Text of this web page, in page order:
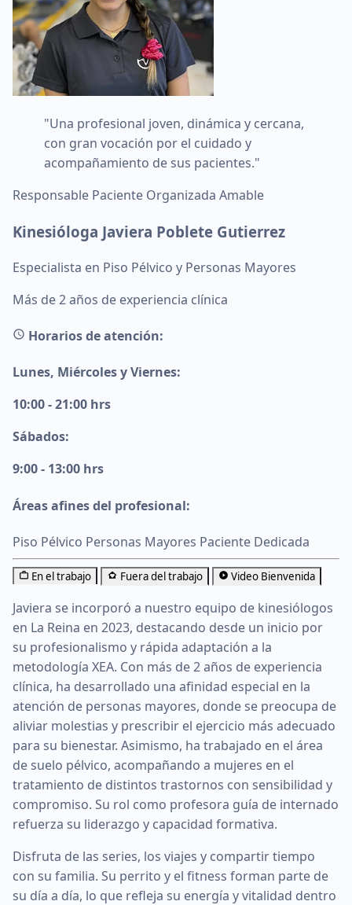
"Una profesional joven, dinámica y cercana,
con gran vocación por el cuidado y
acompañamiento de sus pacientes."
Responsable Paciente Organizada Amable
Kinesióloga Javiera Poblete Gutierrez
Especialista en Piso Pélvico y Personas Mayores
Más de 2 años de experiencia clínica
Horarios de atención:
Lunes, Miércoles y Viernes:
10:00 - 21:00 hrs
Sábados:
9:00 - 13:00 hrs
Áreas afines del profesional:
Piso Pélvico Personas Mayores Paciente Dedicada
En el trabajo Fuera del trabajo Video Bienvenida
Javiera se incorporó a nuestro equipo de kinesiólogos
en La Reina en 2023, destacando desde un inicio por
su profesionalismo y rápida adaptación a la
metodología XEA. Con más de 2 años de experiencia
clínica, ha desarrollado una afinidad especial en la
atención de personas mayores, donde se preocupa de
aliviar molestias y prescribir el ejercicio más adecuado
para su bienestar. Asimismo, ha trabajado en el área
de suelo pélvico, acompañando a mujeres en el
tratamiento de distintos trastornos con sensibilidad y
compromiso. Su rol como profesora guía de internado
refuerza su liderazgo y capacidad formativa.
Disfruta de las series, los viajes y compartir tiempo
con su familia. Su perrito y el fitness forman parte de
su día a día, lo que refleja su energía y vitalidad dentro